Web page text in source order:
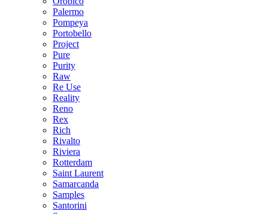
Palermo
Pompeya
Portobello
Project
Pure
Purity
Raw
Re Use
Reality
Reno
Rex
Rich
Rivalto
Riviera
Rotterdam
Saint Laurent
Samarcanda
Samples
Santorini